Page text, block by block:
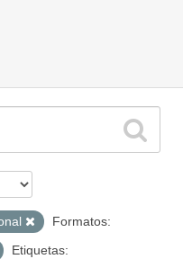
Formatos:
Etiquetas: